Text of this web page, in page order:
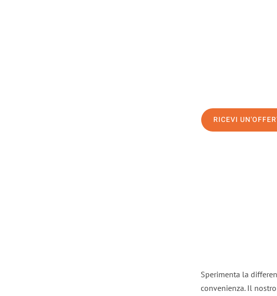
RICEVI
Sperimenta la
convenienza. Il